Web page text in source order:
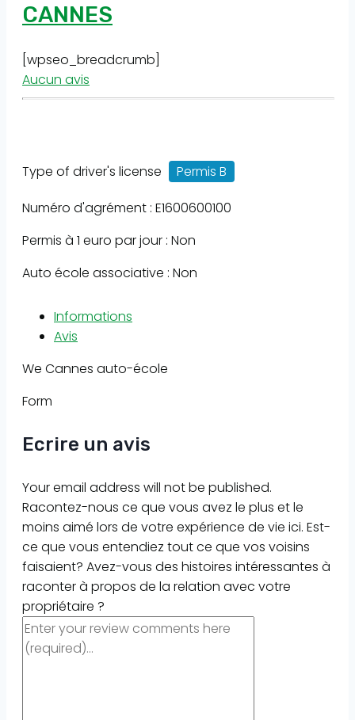
CANNES
[wpseo_breadcrumb]
Aucun avis
Type of driver's license
Permis B
Numéro d'agrément : E1600600100
Permis à 1 euro par jour : Non
Auto école associative : Non
Informations
Avis
We Cannes auto-école
Form
Ecrire un avis
Your email address will not be published.
Racontez-nous ce que vous avez le plus et le
moins aimé lors de votre expérience de vie ici. Est-
ce que vous entendiez tout ce que vos voisins
faisaient? Avez-vous des histoires intéressantes à
raconter à propos de la relation avec votre
propriétaire ?